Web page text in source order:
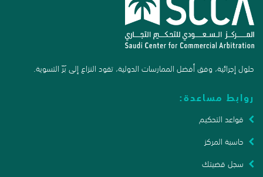
حلول إجرائية، وفق أفضل الممارسات الدولية، تقود النزاع إلى بَرّ التسوية.
روابط مساعدة:
قواعد التحكيم
حاسبة المركز
سجل قضيتك